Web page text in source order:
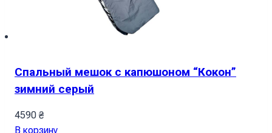
Спальный мешок с капюшоном “Кокон”
зимний серый
4590 ₴
В корзину